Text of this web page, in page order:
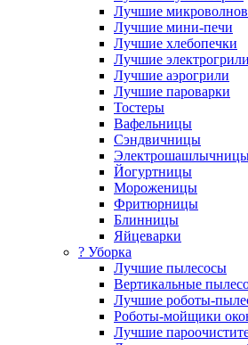
Лучшие
Лучшие мини-печи
Лучшие хлебопечки
Лучшие электрогрили
Лучшие аэрогрили
Лучшие пароварки
Тостеры
Вафельницы
Сэндвичницы
Йогуртницы
Мороженицы
Фритюрницы
Блинницы
Яйцеварки
? Уборка
Лучшие пылесосы
Вертикальные
Лучшие роботы-
Роботы-мойщики
Лучшие